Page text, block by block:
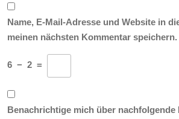
Name, E-Mail-Adresse und Website in
meinen nächsten Kommentar speichern.
6 − 2 =
Benachrichtige mich über nachfolgende